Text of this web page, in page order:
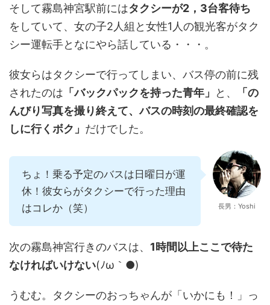
そして霧島神宮駅前にはタクシーが2，3台客待ち
をしていて、女の子2人組と女性1人の観光客がタク
シー運転手となにやら話している・・・。
彼女らはタクシーで行ってしまい、バス停の前に残
されたのは 「バックパックを持った青年」 と、
「の
んびり写真を撮り終えて、バスの時刻の最終確認を
しに行くボク」 だけでした。
ちょ！乗る予定のバスは日曜日が運
休！彼女らがタクシーで行った理由
はコレか（笑）
長男：Yoshi
次の霧島神宮行きのバスは、 1時間以上ここで待た
なければいけない(ﾉω｀●)
うむむ。タクシーのおっちゃんが「いかにも！」っ